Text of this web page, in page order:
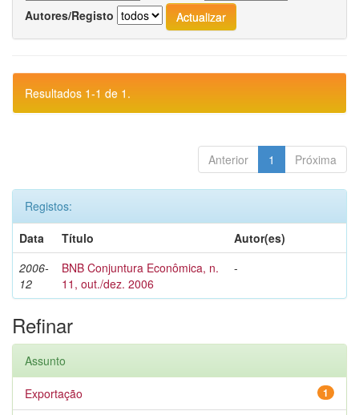
Autores/Registo
Resultados 1-1 de 1.
Anterior 1 Próxima
Registos:
Data
Título
Autor(es)
2006-
12
BNB Conjuntura Econômica, n.
11, out./dez. 2006
-
Refinar
Assunto
1
Exportação